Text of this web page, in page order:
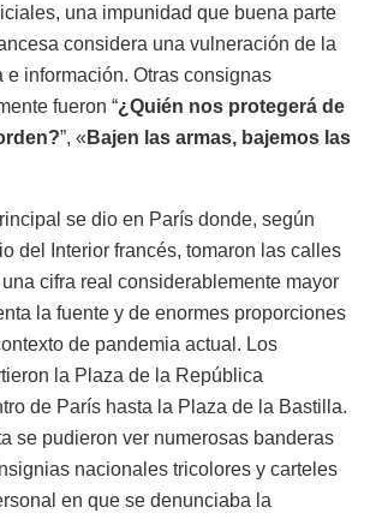
una impunidad que buena parte
considera una vulneración de la
e información. Otras consignas
fueron “¿Quién nos protegerá de
”, « Bajen las armas, bajemos las
se dio en París donde, según
del Interior francés, tomaron las calles
cifra real considerablemente mayor
la fuente y de enormes proporciones
de pandemia actual. Los
la Plaza de la República
de París hasta la Plaza de la Bastilla.
se pudieron ver numerosas banderas
nacionales tricolores y carteles
en que se denunciaba la